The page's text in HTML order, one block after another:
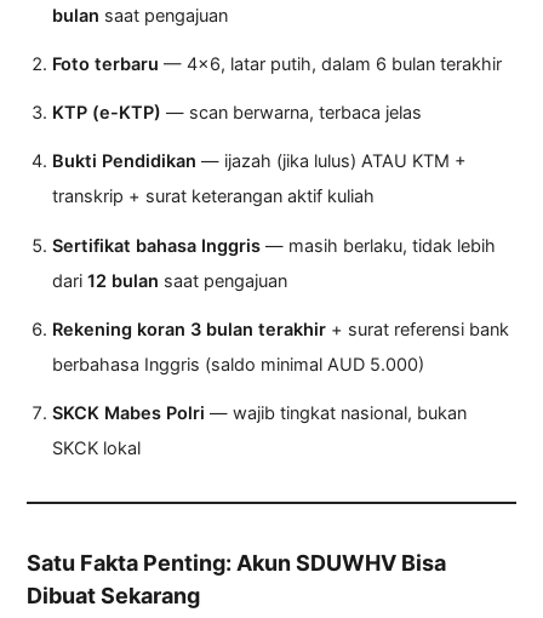
bulan saat pengajuan
Foto terbaru — 4×6, latar putih, dalam 6 bulan terakhir
KTP (e-KTP) — scan berwarna, terbaca jelas
Bukti Pendidikan — ijazah (jika lulus) ATAU KTM +
transkrip + surat keterangan aktif kuliah
Sertifikat bahasa Inggris — masih berlaku, tidak lebih
dari12 bulan saat pengajuan
Rekening koran 3 bulan terakhir + surat referensi bank
berbahasa Inggris (saldo minimal AUD 5.000)
SKCK Mabes Polri — wajib tingkat nasional, bukan
SKCK lokal
Satu Fakta Penting: Akun SDUWHV Bisa
Dibuat Sekarang